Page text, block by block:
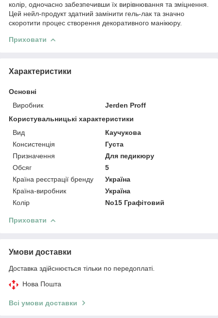
колір, одночасно забезпечивши їх вирівнювання та зміцнення.
Цей нейл-продукт здатний замінити гель-лак та значно
скоротити процес створення декоративного манікюру.
Приховати
Характеристики
Основні
Виробник
Jerden Proff
Користувальницькі характеристики
Вид
Каучукова
Консистенція
Густа
Призначення
Для педикюру
Обсяг
5
Країна реєстрації бренду
Україна
Країна-виробник
Україна
Колір
No15 Графітовий
Приховати
Умови доставки
Доставка здійснюється тільки по передоплаті.
Нова Пошта
Всі умови доставки